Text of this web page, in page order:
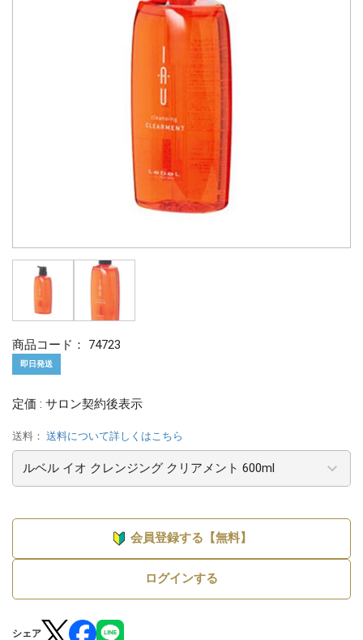
商品コード： 74723
即日発送
定価 : サロン契約後表示
送料： 送料について詳しくはこちら
会員登録する【無料】
ログインする
シェア